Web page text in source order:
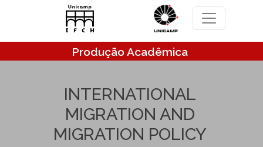
Pular para o conteúdo principal
Produção Acadêmica
INTERNATIONAL
MIGRATION AND
MIGRATION POLICY